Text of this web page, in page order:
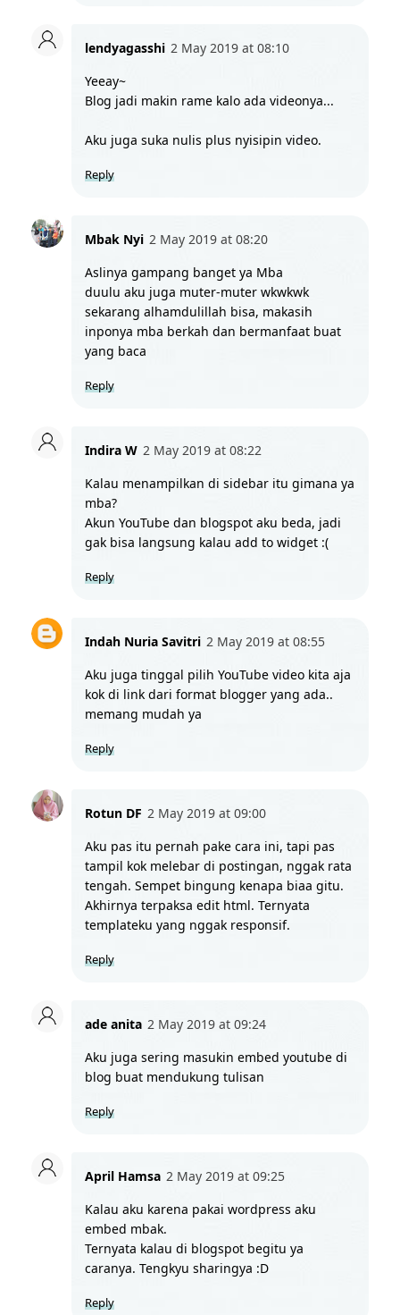
lendyagasshi 2 May 2019 at 08:10
Yeeay~
Blog jadi makin rame kalo ada videonya...
Aku juga suka nulis plus nyisipin video.
Reply
Mbak Nyi 2 May 2019 at 08:20
Aslinya gampang banget ya Mba
duulu aku juga muter-muter wkwkwk
sekarang alhamdulillah bisa, makasih
inponya mba berkah dan bermanfaat buat
yang baca
Reply
Indira W 2 May 2019 at 08:22
Kalau menampilkan di sidebar itu gimana ya
mba?
Akun YouTube dan blogspot aku beda, jadi
gak bisa langsung kalau add to widget :(
Reply
Indah Nuria Savitri 2 May 2019 at 08:55
Aku juga tinggal pilih YouTube video kita aja
kok di link dari format blogger yang ada..
memang mudah ya
Reply
Rotun DF 2 May 2019 at 09:00
Aku pas itu pernah pake cara ini, tapi pas
tampil kok melebar di postingan, nggak rata
tengah. Sempet bingung kenapa biaa gitu.
Akhirnya terpaksa edit html. Ternyata
templateku yang nggak responsif.
Reply
ade anita 2 May 2019 at 09:24
Aku juga sering masukin embed youtube di
blog buat mendukung tulisan
Reply
April Hamsa 2 May 2019 at 09:25
Kalau aku karena pakai wordpress aku
embed mbak.
Ternyata kalau di blogspot begitu ya
caranya. Tengkyu sharingya :D
Reply